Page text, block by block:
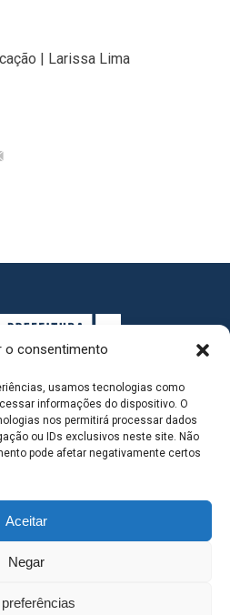
o consentimento
usamos tecnologias como
informações do dispositivo. O
nos permitirá processar dados
ou IDs exclusivos neste site. Não
pode afetar negativamente certos
Aceitar
Negar
| Larissa Lima
MUNICIPAL - Avenida